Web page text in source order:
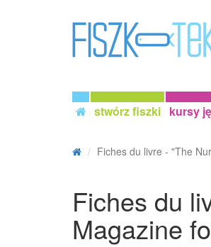
stwórz fiszki kursy
Fiches du livre - "The
Fiches du
Magazine